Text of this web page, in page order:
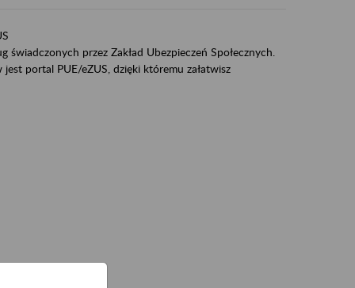
przez Zakład Ubezpieczeń Społecznych.
portal PUE/eZUS, dzięki któremu załatwisz